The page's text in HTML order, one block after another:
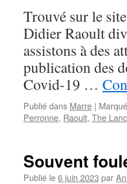
Trouvé sur le
Didier Raoult
assistons à des
publication des
Covid-19 …
Publié dans Marre |
Perronne, Raoult, The
Souvent
Publié le6 juin 2023 par